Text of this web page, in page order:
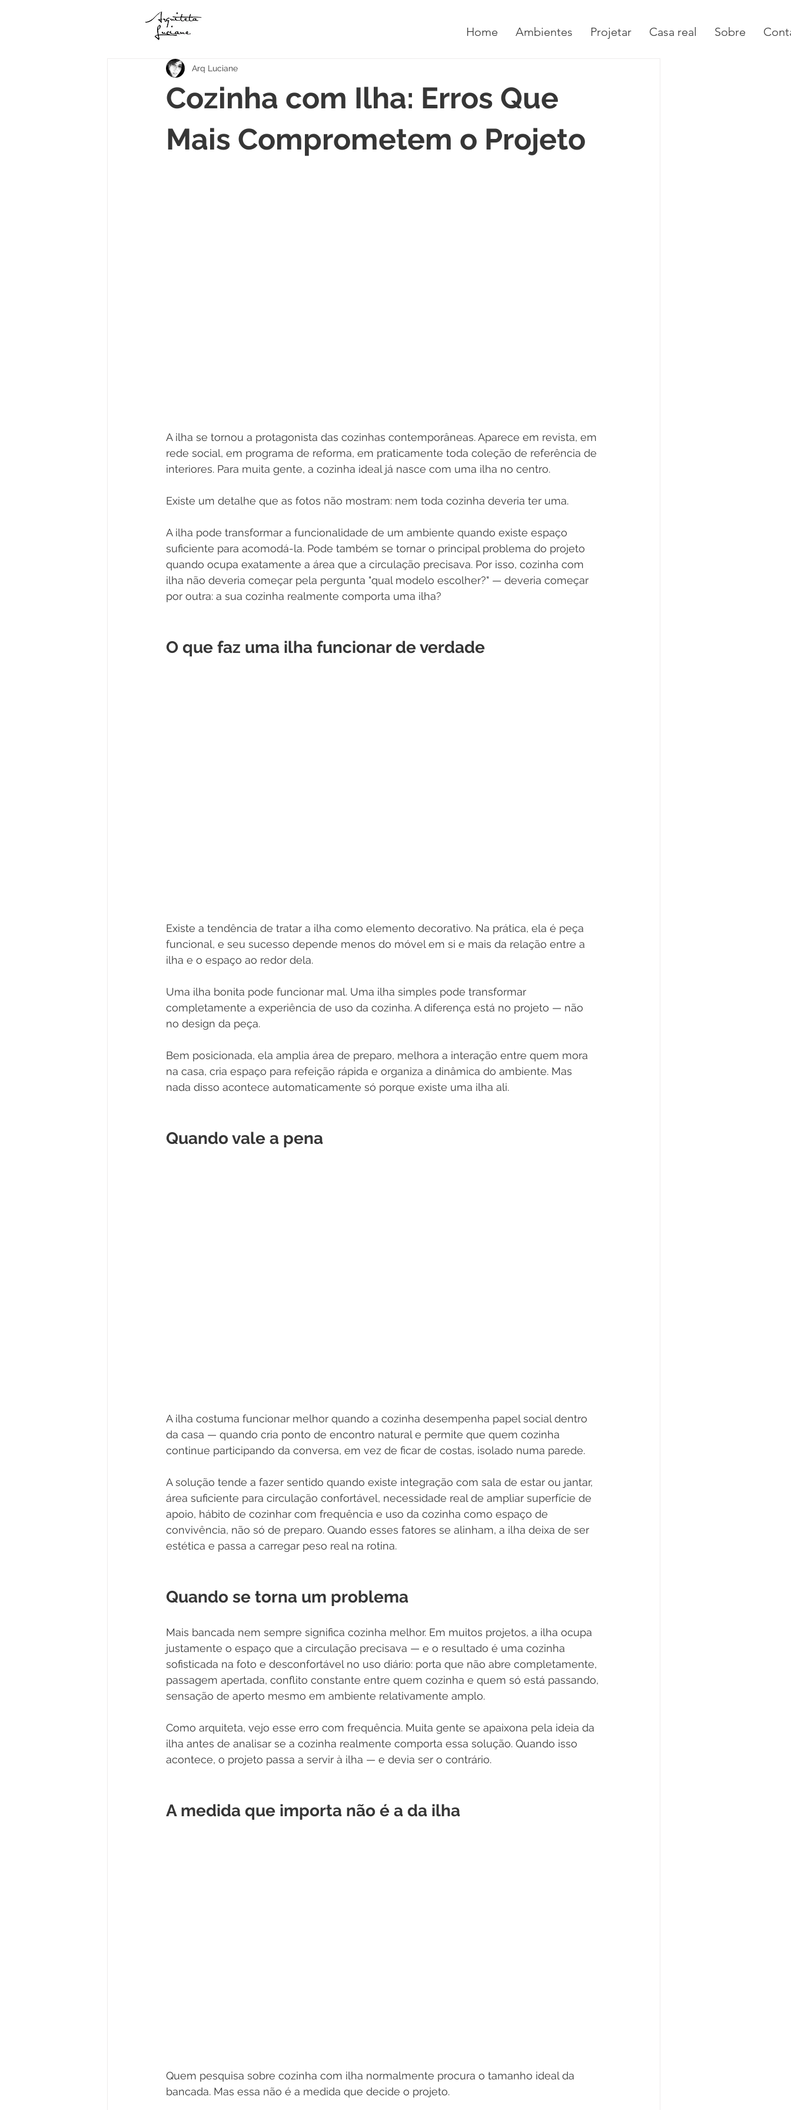
Home Ambientes Projetar Casa real Sobre
Cozinha com Ilha: Erros Que
Mais Comprometem o Projeto
Arq Luciane
A ilha se tornou a protagonista das cozinhas contemporâneas. Aparece em revista, em
rede social, em programa de reforma, em praticamente toda coleção de referência de
interiores. Para muita gente, a cozinha ideal já nasce com uma ilha no centro.
Existe um detalhe que as fotos não mostram: nem toda cozinha deveria ter uma.
A ilha pode transformar a funcionalidade de um ambiente quando existe espaço
suficiente para acomodá-la. Pode também se tornar o principal problema do projeto
quando ocupa exatamente a área que a circulação precisava. Por isso, cozinha com
ilha não deveria começar pela pergunta "qual modelo escolher?" — deveria começar
por outra: a sua cozinha realmente comporta uma ilha?
O que faz uma ilha funcionar de verdade
Existe a tendência de tratar a ilha como elemento decorativo. Na prática, ela é peça
funcional, e seu sucesso depende menos do móvel em si e mais da relação entre a
ilha e o espaço ao redor dela.
Uma ilha bonita pode funcionar mal. Uma ilha simples pode transformar
completamente a experiência de uso da cozinha. A diferença está no projeto — não
no design da peça.
Bem posicionada, ela amplia área de preparo, melhora a interação entre quem mora
na casa, cria espaço para refeição rápida e organiza a dinâmica do ambiente. Mas
nada disso acontece automaticamente só porque existe uma ilha ali.
Quando vale a pena
A ilha costuma funcionar melhor quando a cozinha desempenha papel social dentro
da casa — quando cria ponto de encontro natural e permite que quem cozinha
continue participando da conversa, em vez de ficar de costas, isolado numa parede.
A solução tende a fazer sentido quando existe integração com sala de estar ou jantar,
área suficiente para circulação confortável, necessidade real de ampliar superfície de
apoio, hábito de cozinhar com frequência e uso da cozinha como espaço de
convivência, não só de preparo. Quando esses fatores se alinham, a ilha deixa de ser
estética e passa a carregar peso real na rotina.
Quando se torna um problema
Mais bancada nem sempre significa cozinha melhor. Em muitos projetos, a ilha ocupa
justamente o espaço que a circulação precisava — e o resultado é uma cozinha
sofisticada na foto e desconfortável no uso diário: porta que não abre completamente,
passagem apertada, conflito constante entre quem cozinha e quem só está passando,
sensação de aperto mesmo em ambiente relativamente amplo.
Como arquiteta, vejo esse erro com frequência. Muita gente se apaixona pela ideia da
ilha antes de analisar se a cozinha realmente comporta essa solução. Quando isso
acontece, o projeto passa a servir à ilha — e devia ser o contrário.
A medida que importa não é a da ilha
Quem pesquisa sobre cozinha com ilha normalmente procura o tamanho ideal da
bancada. Mas essa não é a medida que decide o projeto.